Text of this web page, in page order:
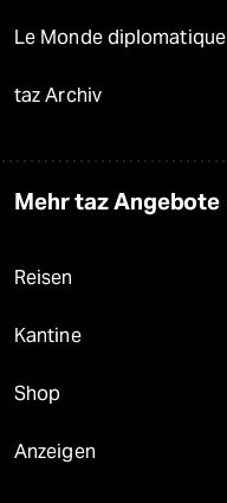
Le Monde diplomatique
taz Archiv
Mehr taz Angebote
Reisen
Kantine
Shop
Anzeigen